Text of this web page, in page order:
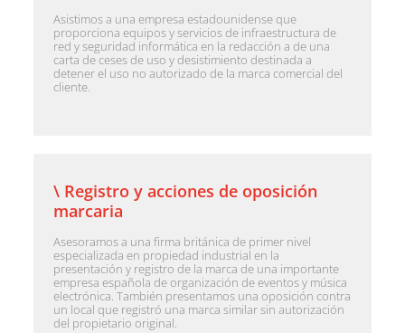
Asistimos a una empresa estadounidense que
proporciona equipos y servicios de infraestructura de
red y seguridad informática en la redacción a de una
carta de ceses de uso y desistimiento destinada a
detener el uso no autorizado de la marca comercial del
cliente.
\ Registro y acciones de oposición
marcaria
Asesoramos a una firma británica de primer nivel
especializada en propiedad industrial en la
presentación y registro de la marca de una importante
empresa española de organización de eventos y música
electrónica. También presentamos una oposición contra
un local que registró una marca similar sin autorización
del propietario original.